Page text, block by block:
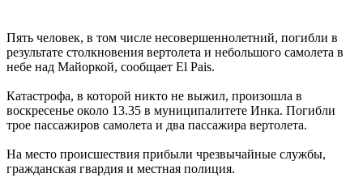
Пять человек, в том числе несовершеннолетний, погибли в
результате столкновения вертолета и небольшого самолета в
небе над Майоркой, сообщает El Pais.
Катастрофа, в которой никто не выжил, произошла в
воскресенье около 13.35 в муниципалитете Инка. Погибли
трое пассажиров самолета и два пассажира вертолета.
На место происшествия прибыли чрезвычайные службы,
гражданская гвардия и местная полиция.